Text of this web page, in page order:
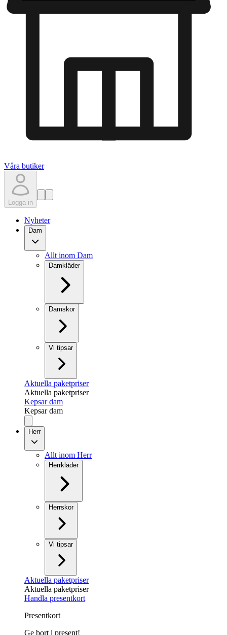
Våra butiker
Logga in
Nyheter
Dam
Allt inom Dam
Damkläder
Damskor
Vi tipsar
Aktuella paketpriser
Aktuella paketpriser
Kepsar dam
Kepsar dam
Herr
Allt inom Herr
Herrkläder
Herrskor
Vi tipsar
Aktuella paketpriser
Aktuella paketpriser
Handla presentkort
Presentkort
Ge bort i present!